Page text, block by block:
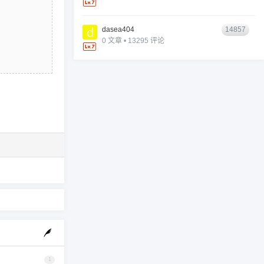
dasea404
0 文章 • 13295 评论
14857